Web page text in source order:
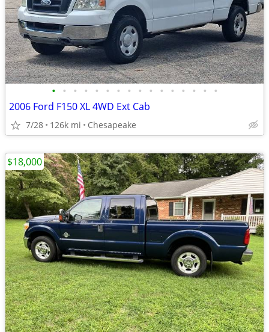
• • • • • • • • • • • • • • • •
2006 Ford F150 XL 4WD Ext Cab
7/28 126k mi Chesapeake
$18,000